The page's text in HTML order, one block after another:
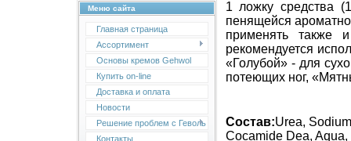
Меню сайта
Главная страница
Ассортимент
Основы кремов Gehwol
Купить on-line
Доставка и оплата
Новости
Решение проблем с Геволь
Контакты
1 ложку средства
пенящейся
применять также
рекомендуется
«Голубой» - для
потеющих ног,
Состав:Urea,
Cocamide Dea,